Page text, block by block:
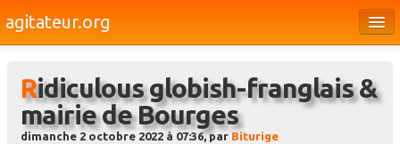
agitateur.org
Bourges & le Cher
Société
Ridiculous globish-franglais &
mairie de Bourges
dimanche 2 octobre 2022 à 07:36, par Biturige